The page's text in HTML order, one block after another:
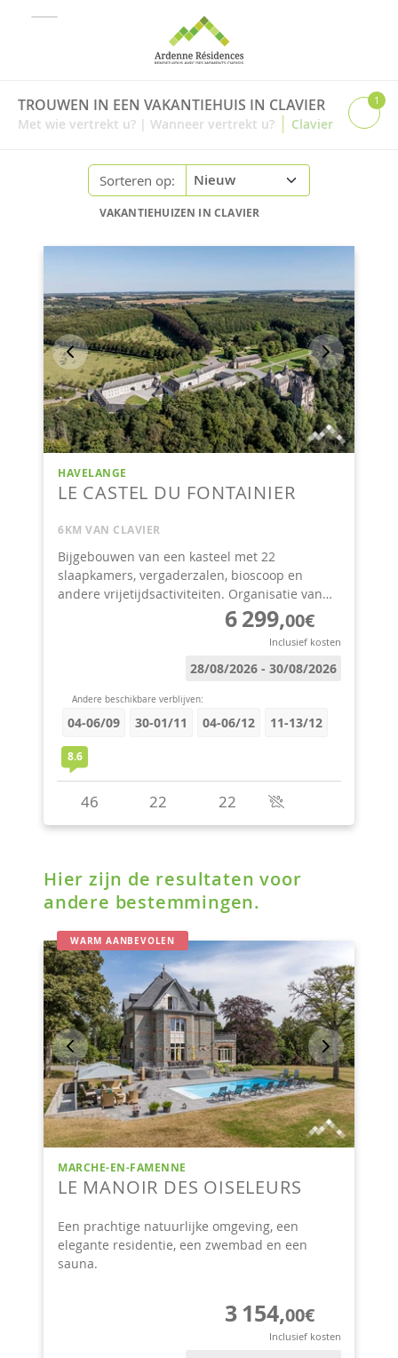
TROUWEN IN EEN VAKANTIEHUIS IN CLAVIER
Met wie vertrekt u? | Wanneer vertrekt u? | Clavier
1
Sorteren op:
VAKANTIEHUIZEN IN CLAVIER
Hier zijn de resultaten voor
andere bestemmingen.